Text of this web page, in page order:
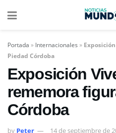
Portada » Internacionales »
Piedad Córdoba
Exposición
rememora
Córdoba
by Peter 14 de septiembre de